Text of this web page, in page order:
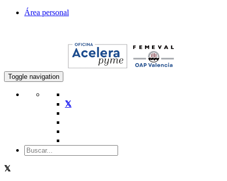
Área personal
Toggle navigation